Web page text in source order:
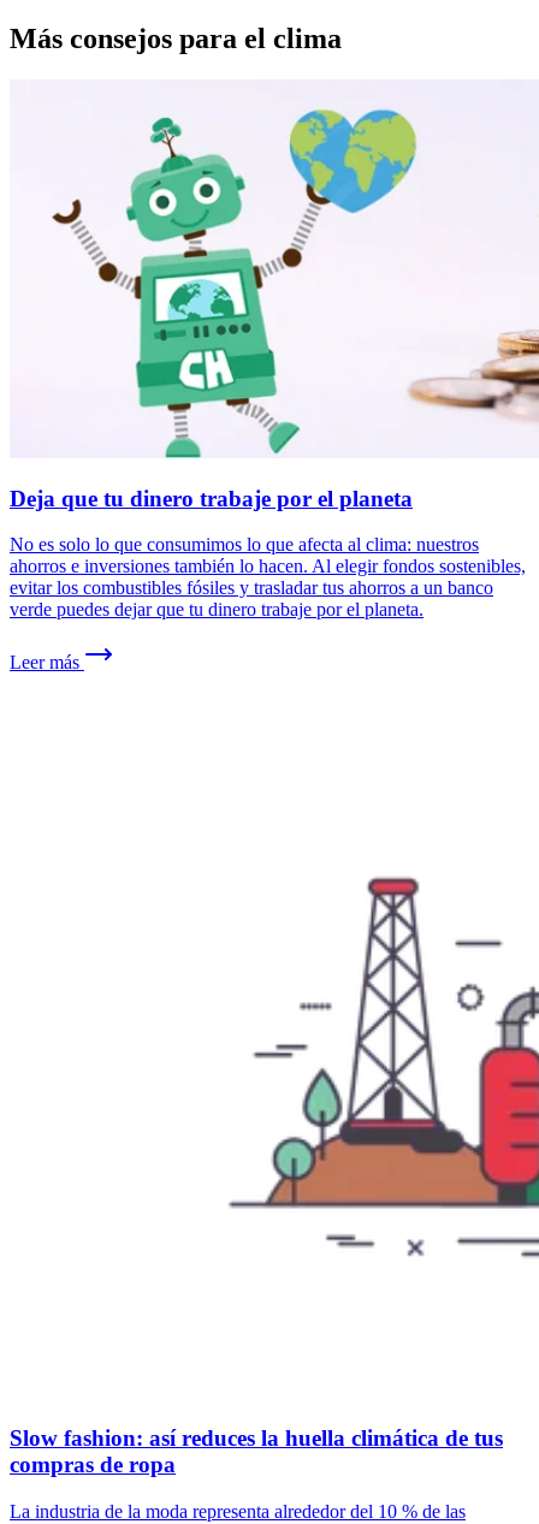
Más consejos para el clima
Deja que tu dinero trabaje por el planeta
No es solo lo que consumimos lo que afecta al clima: nuestros
ahorros e inversiones también lo hacen. Al elegir fondos sostenibles,
evitar los combustibles fósiles y trasladar tus ahorros a un banco
verde puedes dejar que tu dinero trabaje por el planeta.
Leer más
Slow fashion: así reduces la huella climática de tus
compras de ropa
La industria de la moda representa alrededor del 10 % de las